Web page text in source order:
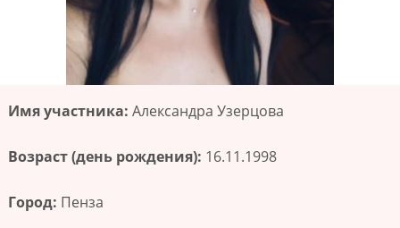
Имя участника: Александра Узерцова
Возраст (день рождения): 16.11.1998
Город: Пенза